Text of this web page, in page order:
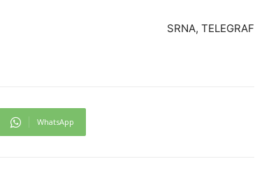
SRNA, TELEGRAF
WhatsApp